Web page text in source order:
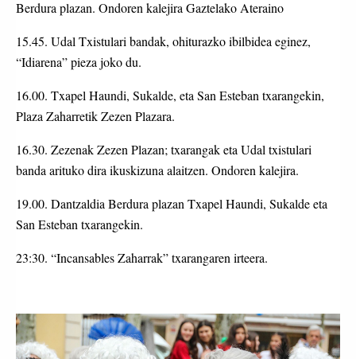
Berdura plazan. Ondoren kalejira Gaztelako Ateraino
15.45. Udal Txistulari bandak, ohiturazko ibilbidea eginez,
“Idiarena” pieza joko du.
16.00. Txapel Haundi, Sukalde, eta San Esteban txarangekin,
Plaza Zaharretik Zezen Plazara.
16.30. Zezenak Zezen Plazan; txarangak eta Udal txistulari
banda arituko dira ikuskizuna alaitzen. Ondoren kalejira.
19.00. Dantzaldia Berdura plazan Txapel Haundi, Sukalde eta
San Esteban txarangekin.
23:30. “Incansables Zaharrak” txarangaren irteera.